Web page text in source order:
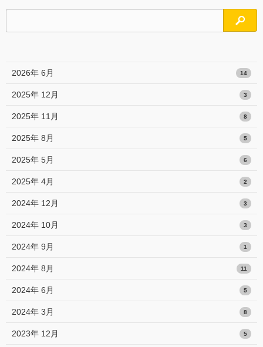
検索
2026年 6月 14
2025年 12月 3
2025年 11月 8
2025年 8月 5
2025年 5月 6
2025年 4月 2
2024年 12月 3
2024年 10月 3
2024年 9月 1
2024年 8月 11
2024年 6月 5
2024年 3月 8
2023年 12月 5